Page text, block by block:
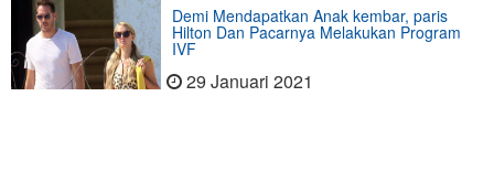
Demi Mendapatkan Anak kembar, paris
Hilton Dan Pacarnya Melakukan Program
IVF
29 Januari 2021